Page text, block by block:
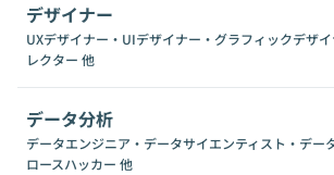
デザイナー
UXデザイナー・UIデザイナー・グラフィックデザイ
レクター 他
データ分析
データエンジニア・データサイエンティスト・デー
ロースハッカー 他